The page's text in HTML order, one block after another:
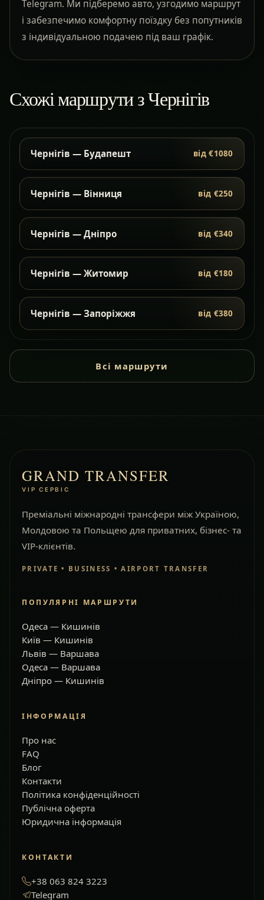
Telegram. Ми підберемо авто, узгодимо маршрут
і забезпечимо комфортну поїздку без попутників
з індивідуальною подачею під ваш графік.
Схожі маршрути з Чернігів
Чернігів — Будапешт від €1080
Чернігів — Вінниця від €250
Чернігів — Дніпро від €340
Чернігів — Житомир від €180
Чернігів — Запоріжжя від €380
Всі маршрути
GRAND TRANSFER
VIP СЕРВІС
Преміальні міжнародні трансфери між Україною,
Молдовою та Польщею для приватних, бізнес- та
VIP-клієнтів.
PRIVATE • BUSINESS • AIRPORT TRANSFER
ПОПУЛЯРНІ МАРШРУТИ
Одеса — Кишинів
Київ — Кишинів
Львів — Варшава
Одеса — Варшава
Дніпро — Кишинів
ІНФОРМАЦІЯ
Про нас
FAQ
Блог
Контакти
Політика конфіденційності
Публічна оферта
Юридична інформація
КОНТАКТИ
+38 063 824 3223
Telegram